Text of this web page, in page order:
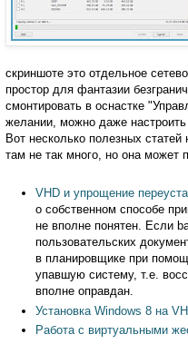
скриншоте это отдельное
простор для фантазии
смонтировать в оснастке
желании, можно даже настроить
Вот несколько полезных
там не так много, но она может
VHD и упрощение
о собственном способе
не вполне понятен. Если
пользовательских
в планировщике при
упавшую систему, т.е.
вполне оправдан.
Установка Windows 8 на
Работа с виртуальными